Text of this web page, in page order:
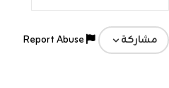
مشاركة